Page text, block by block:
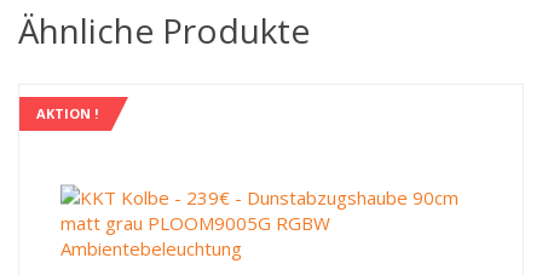
Ähnliche Produkte
AKTION !